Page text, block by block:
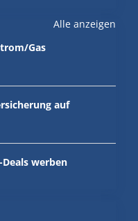
Alle anzeigen
Gas
auf
werben